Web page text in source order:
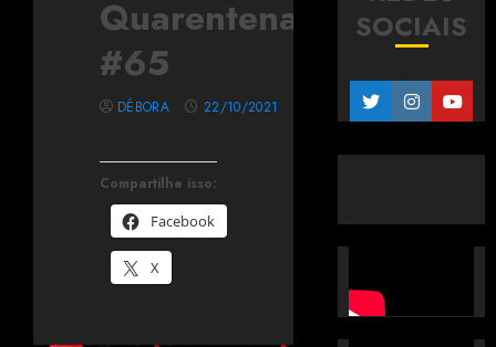
Quarentena]
#65
Compartilhe isso:
Facebook
X
DÉBORA 22/10/2021
SOCIAIS